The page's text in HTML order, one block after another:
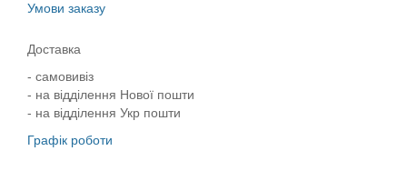
Умови заказу
Доставка
- самовивіз
- на відділення Нової пошти
- на відділення Укр пошти
Графік роботи